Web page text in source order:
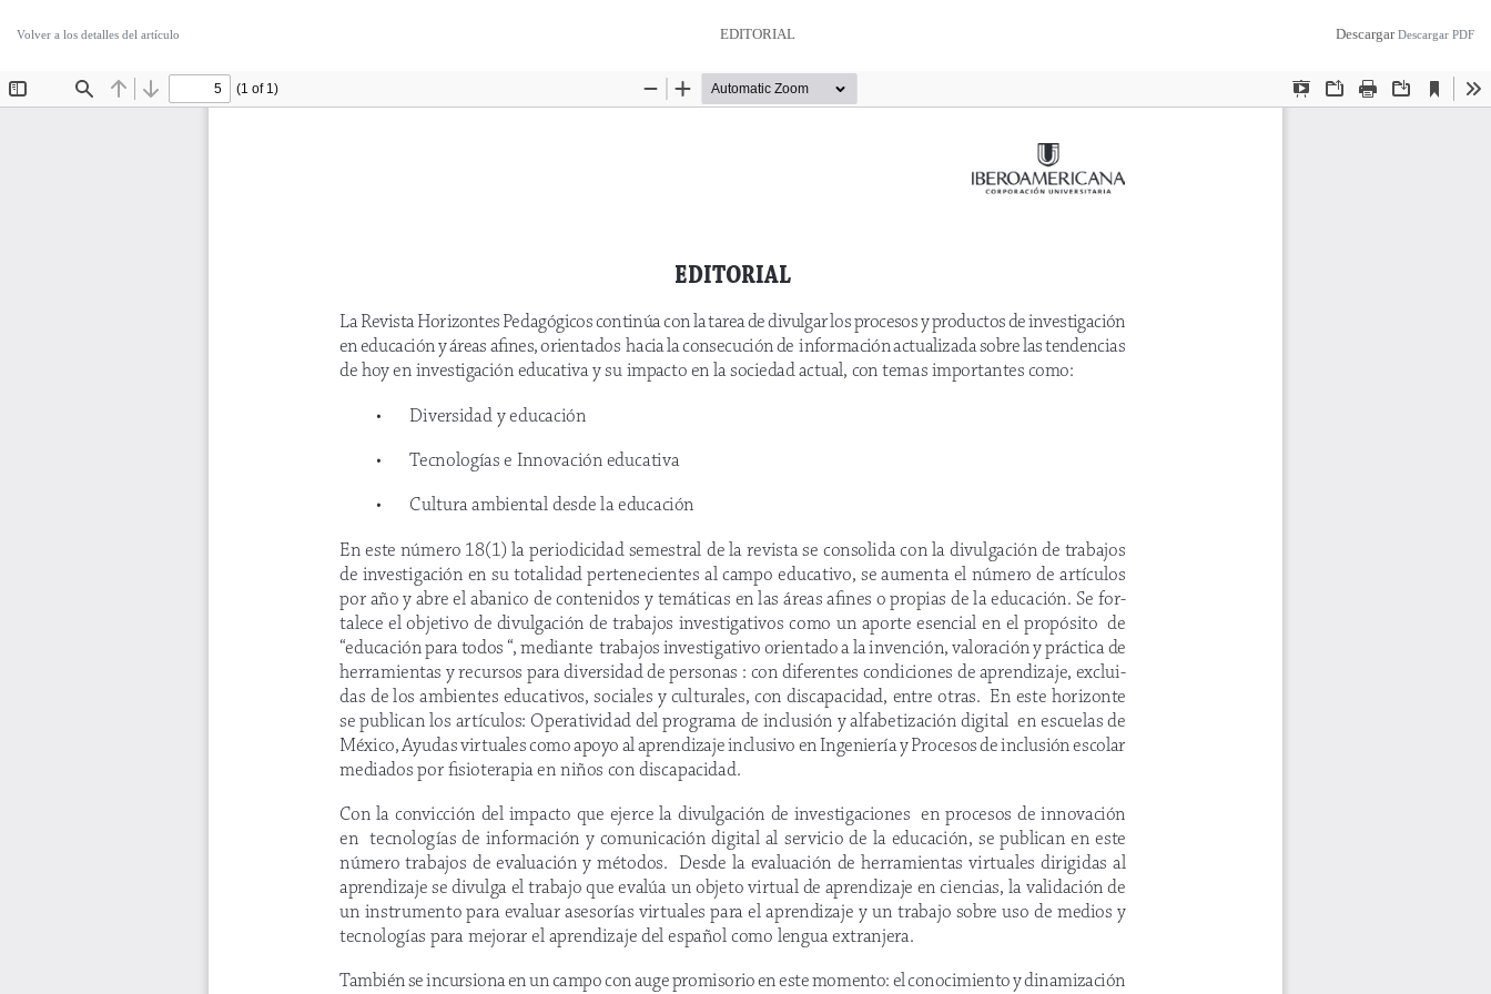
Volver a los detalles del artículo EDITORIAL DescargarDescargar PDF